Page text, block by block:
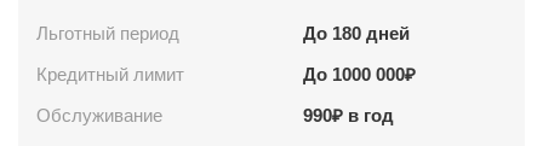
Льготный период До 180 дней
Кредитный лимит
До 1000 000₽
Обслуживание
990₽ в год